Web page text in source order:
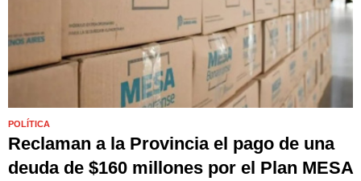
POLÍTICA
Reclaman a la Provincia el pago de una
deuda de $160 millones por el Plan MESA